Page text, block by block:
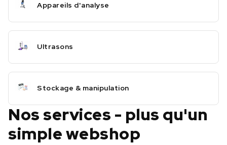
Appareils d'analyse
Ultrasons
Stockage & manipulation
Nos services - plus qu'un
simple webshop